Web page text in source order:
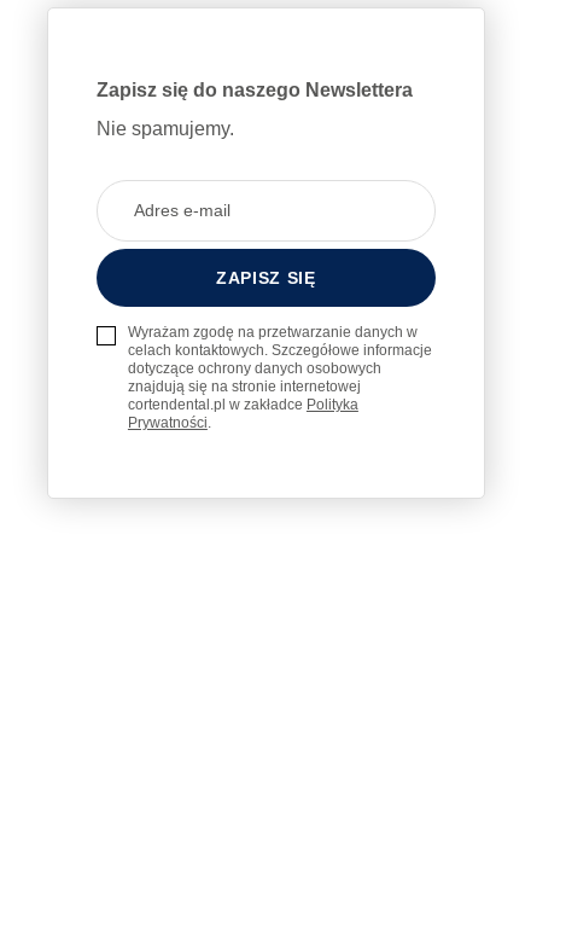
Zapisz się do naszego Newslettera
Nie spamujemy.
Wyrażam zgodę na przetwarzanie danych w
celach kontaktowych. Szczegółowe informacje
dotyczące ochrony danych osobowych
znajdują się na stronie internetowej
cortendental.pl w zakładce Polityka
Prywatności.